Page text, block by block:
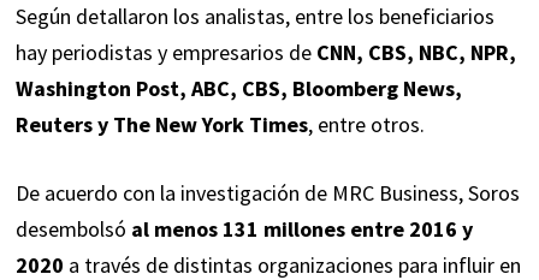
Según detallaron los analistas, entre los beneficiarios
hay periodistas y empresarios de CNN, CBS, NBC, NPR,
Washington Post, ABC, CBS, Bloomberg News,
Reuters y The New York Times, entre otros.
De acuerdo con la investigación de MRC Business, Soros
desembolsó al menos 131 millones entre 2016 y
2020 a través de distintas organizaciones para influir en